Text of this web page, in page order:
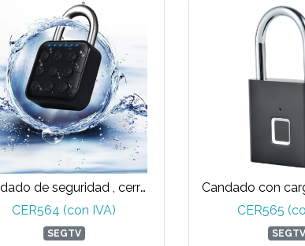
Candado de seguridad , cerradura de aleación de aluminio. Grado IP67
CER564 (con IVA)
SEGTV
CER565
SEGTV